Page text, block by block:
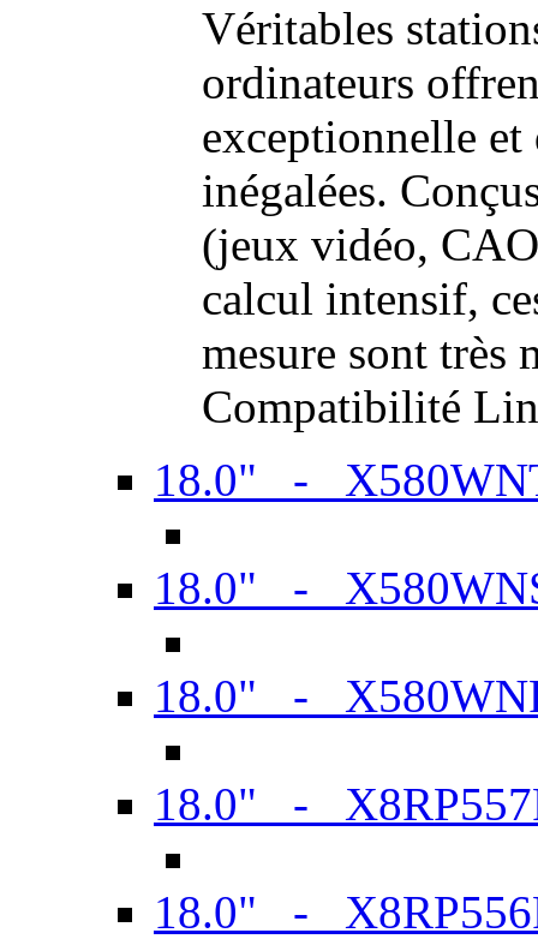
Véritables
ordinateurs
exceptionnelle et
inégalées.
(jeux vidéo,
calcul intensif,
mesure sont très
Compatibilité
18.0" -
18.0" -
18.0" -
18.0" -
18.0" -